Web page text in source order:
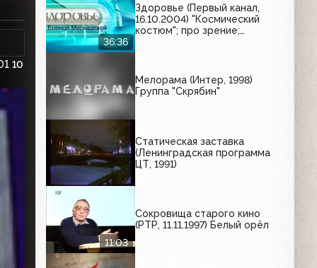
10
36:36
Здоровье (Первый канал,
16.10.2004) "Космический
костюм"; про зрение;
Мелорама (Интер, 1998)
Группа "Скрябин"
Статическая заставка
(Ленинградская программа
ЦТ, 1991)
11:03
Сокровища старого кино
(РТР, 11.11.1997) Белый орёл